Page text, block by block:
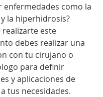
enfermedades como la
la hiperhidrosis?
realizarte este
debes realizar una
con tu cirujano o
para definir
y aplicaciones de
tus necesidades.